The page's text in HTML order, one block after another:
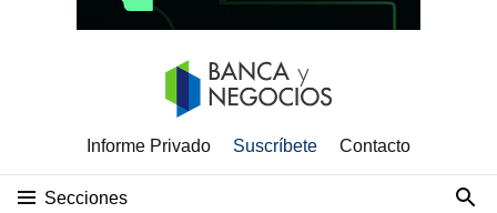
Informe Privado Suscríbete Contacto
Secciones